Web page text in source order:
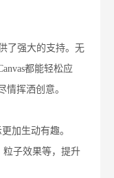
了强大的支持。无
都能轻松应
情挥洒创意。
加生动有趣。
粒子效果等，提升